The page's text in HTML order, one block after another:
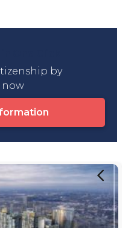
by
now